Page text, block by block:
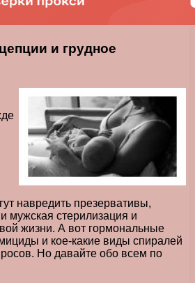
и грудное
навредить презервативы,
мужская стерилизация и
жизни. А вот гормональные
и кое-какие виды спиралей
Но давайте обо всем по